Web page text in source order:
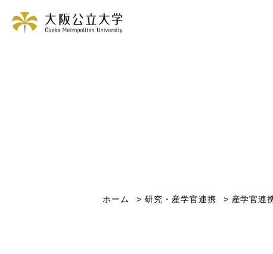
ホーム 研究・産学官連携 産学官連